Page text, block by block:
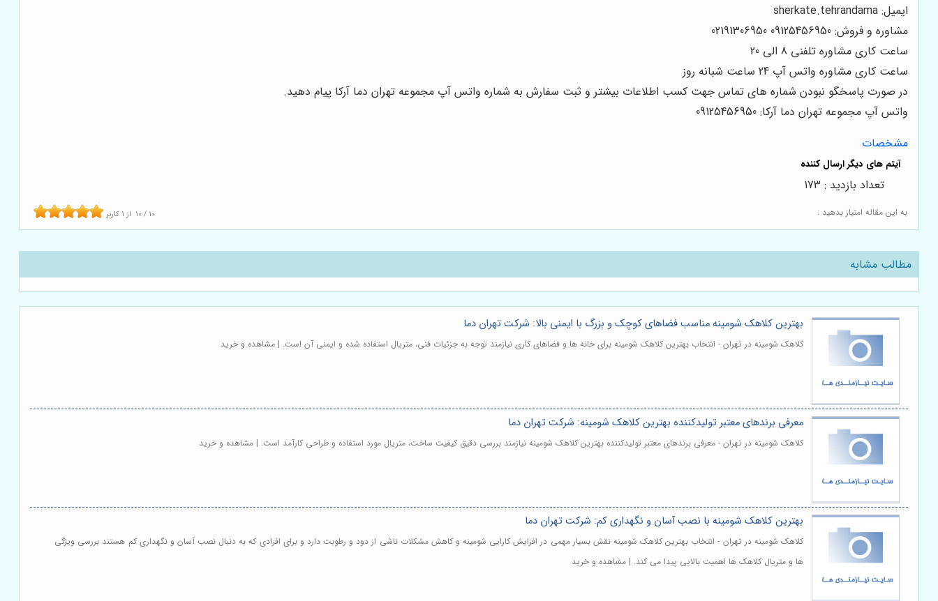
ایمیل: sherkate.tehrandama
مشاوره و فروش: 09125456950 02191306950
ساعت کاری مشاوره تلفنی 8 الی 20
ساعت کاری مشاوره واتس آپ 24 ساعت شبانه روز
در صورت پاسخگو نبودن شماره های تماس جهت کسب اطلاعات بیشتر و ثبت سفارش به شماره واتس آپ مجموعه تهران دما آرکا پیام دهید.
واتس آپ مجموعه تهران دما آرکا: 09125456950
مشخصات
به این مقاله امتیاز بدهید : 10 / 10 از 1 کاربر
تعداد بازدید : 173
مطالب مشابه
بهترین کلاهک شومینه مناسب فضاهای کوچک و بزرگ با ایمنی بالا: شرکت تهران دما
کلاهک شومینه در تهران - انتخاب بهترین کلاهک شومینه برای خانه ها و فضاهای کاری نیازمند توجه به جزئیات فنی، متریال استفاده شده و ایمنی آن است. | مشاهده و خرید
معرفی برندهای معتبر تولیدکننده بهترین کلاهک شومینه: شرکت تهران دما
کلاهک شومینه در تهران - معرفی برندهای معتبر تولیدکننده بهترین کلاهک شومینه نیازمند بررسی دقیق کیفیت ساخت، متریال مورد استفاده و طراحی کارآمد است. | مشاهده و خرید
بهترین کلاهک شومینه با نصب آسان و نگهداری کم: شرکت تهران دما
کلاهک شومینه در تهران - انتخاب بهترین کلاهک شومینه نقش بسیار مهمی در افزایش کارایی شومینه و کاهش مشکلات ناشی از دود و رطوبت دارد و برای افرادی که به دنبال نصب آسان و نگهداری کم هستند بررسی ویژگی
ها و متریال کلاهک ها اهمیت بالایی پیدا می کند. | مشاهده و خرید